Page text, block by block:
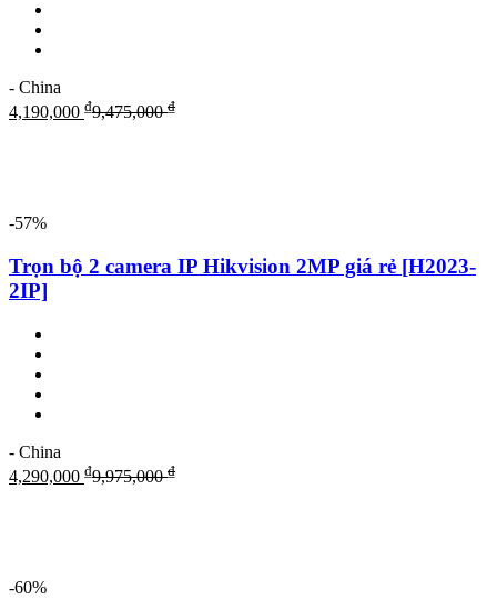
- China
4,190,000 ₫9,475,000₫
-57%
Trọn bộ 2 camera IP Hikvision 2MP giá rẻ [H2023-
2IP]
- China
4,290,000 ₫9,975,000₫
-60%